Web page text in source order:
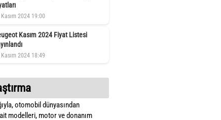
2024 19:00
Kasım 2024 Fiyat Listesi
2024 18:49
otomobil dünyasından
modelleri, motor ve donanım